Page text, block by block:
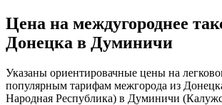
Цена на междугороднее
Донецка в Думиничи
Указаны ориентировачные цены на
популярным тарифам межгорода из
Народная Республика) в Думиничи